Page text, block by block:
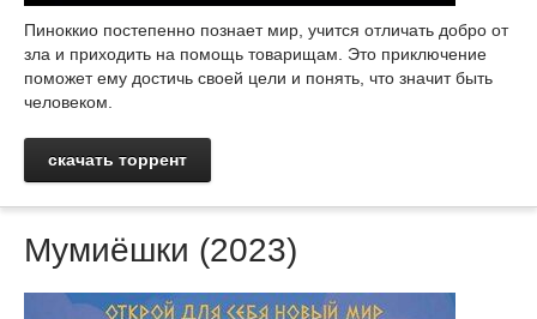
Пиноккио постепенно познает мир, учится отличать добро от
зла и приходить на помощь товарищам. Это приключение
поможет ему достичь своей цели и понять, что значит быть
человеком.
скачать торрент
Мумиёшки (2023)